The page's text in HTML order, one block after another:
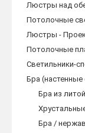
Люстры над
Потолочные
Люстры -
Потолочные
Светильники-
Бра (настенные
Бра из
Бра /